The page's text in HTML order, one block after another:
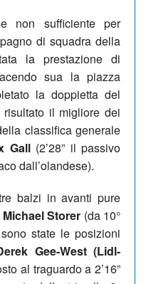
non sufficiente per
di squadra della
la prestazione di
sua la piazza
la doppietta del
il migliore dei
classifica generale
Gall(2’28” il passivo
dall’olandese).
balzi in avanti pure
Michael Storer (da 10°
state le posizioni
Gee-West (Lidl-
al traguardo a 2’16”